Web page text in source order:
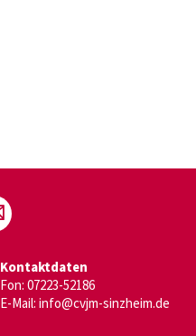
Kontaktdaten
Fon: 07223-52186
E-Mail:info@cvjm-sinzheim.de